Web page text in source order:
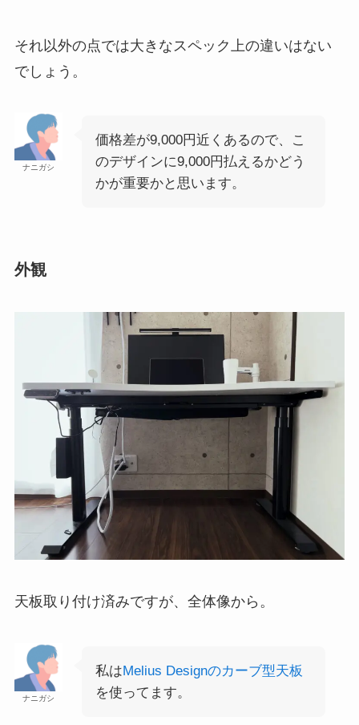
それ以外の点では大きなスペック上の違いはない
でしょう。
ナニガシ
価格差が9,000円近くあるので、こ
のデザインに9,000円払えるかどう
かが重要かと思います。
外観
天板取り付け済みですが、全体像から。
ナニガシ
私はMelius Designのカーブ型天板
を使ってます。